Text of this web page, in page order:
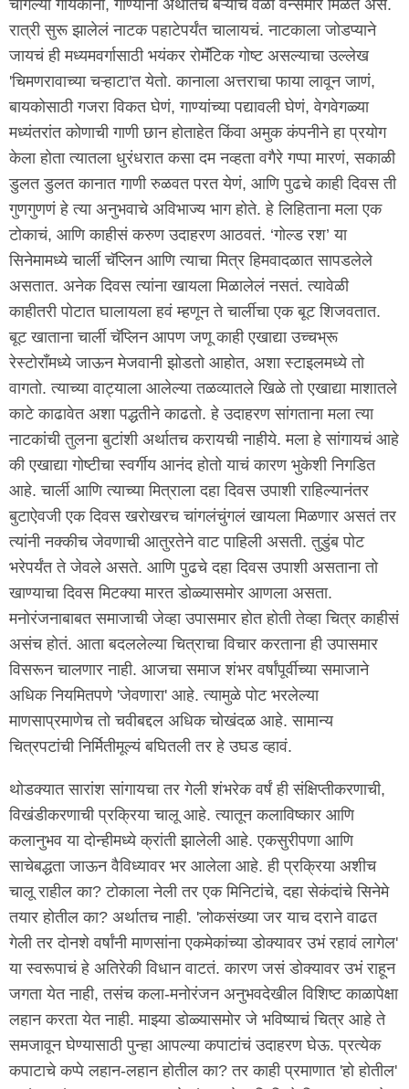
चांगल्या गायकांना, गाण्यांना अर्थातच बऱ्याच वेळा वन्समोर मिळत असे.
रात्री सुरू झालेलं नाटक पहाटेपर्यंत चालायचं. नाटकाला जोडप्याने
जायचं ही मध्यमवर्गासाठी भयंकर रोमॅंटिक गोष्ट असल्याचा उल्लेख
'चिमणरावाच्या चऱ्हाटा'त येतो. कानाला अत्तराचा फाया लावून जाणं,
बायकोसाठी गजरा विकत घेणं, गाण्यांच्या पद्यावली घेणं, वेगवेगळ्या
मध्यंतरांत कोणाची गाणी छान होताहेत किंवा अमुक कंपनीने हा प्रयोग
केला होता त्यातला धुरंधरात कसा दम नव्हता वगैरे गप्पा मारणं, सकाळी
डुलत डुलत कानात गाणी रुळवत परत येणं, आणि पुढचे काही दिवस ती
गुणगुणणं हे त्या अनुभवाचे अविभाज्य भाग होते. हे लिहिताना मला एक
टोकाचं, आणि काहीसं करुण उदाहरण आठवतं. ‘गोल्ड रश’ या
सिनेमामध्ये चार्ली चॅप्लिन आणि त्याचा मित्र हिमवादळात सापडलेले
असतात. अनेक दिवस त्यांना खायला मिळालेलं नसतं. त्यावेळी
काहीतरी पोटात घालायला हवं म्हणून ते चार्लीचा एक बूट शिजवतात.
बूट खाताना चार्ली चॅप्लिन आपण जणू काही एखाद्या उच्चभ्रू
रेस्टोरॉंमध्ये जाऊन मेजवानी झोडतो आहोत, अशा स्टाइलमध्ये तो
वागतो. त्याच्या वाट्याला आलेल्या तळव्यातले खिळे तो एखाद्या माशातले
काटे काढावेत अशा पद्धतीने काढतो. हे उदाहरण सांगताना मला त्या
नाटकांची तुलना बुटांशी अर्थातच करायची नाहीये. मला हे सांगायचं आहे
की एखाद्या गोष्टीचा स्वर्गीय आनंद होतो याचं कारण भुकेशी निगडित
आहे. चार्ली आणि त्याच्या मित्राला दहा दिवस उपाशी राहिल्यानंतर
बुटाऐवजी एक दिवस खरोखरच चांगलंचुंगलं खायला मिळणार असतं तर
त्यांनी नक्कीच जेवणाची आतुरतेने वाट पाहिली असती. तुडुंब पोट
भरेपर्यंत ते जेवले असते. आणि पुढचे दहा दिवस उपाशी असताना तो
खाण्याचा दिवस मिटक्या मारत डोळ्यासमोर आणला असता.
मनोरंजनाबाबत समाजाची जेव्हा उपासमार होत होती तेव्हा चित्र काहीसं
असंच होतं. आता बदललेल्या चित्राचा विचार करताना ही उपासमार
विसरून चालणार नाही. आजचा समाज शंभर वर्षांपूर्वीच्या समाजाने
अधिक नियमितपणे 'जेवणारा' आहे. त्यामुळे पोट भरलेल्या
माणसाप्रमाणेच तो चवीबद्दल अधिक चोखंदळ आहे. सामान्य
चित्रपटांची निर्मितीमूल्यं बघितली तर हे उघड व्हावं.
थोडक्यात सारांश सांगायचा तर गेली शंभरेक वर्षं ही संक्षिप्तीकरणाची,
विखंडीकरणाची प्रक्रिया चालू आहे. त्यातून कलाविष्कार आणि
कलानुभव या दोन्हीमध्ये क्रांती झालेली आहे. एकसुरीपणा आणि
साचेबद्धता जाऊन वैविध्यावर भर आलेला आहे. ही प्रक्रिया अशीच
चालू राहील का? टोकाला नेली तर एक मिनिटांचे, दहा सेकंदांचे सिनेमे
तयार होतील का? अर्थातच नाही. 'लोकसंख्या जर याच दराने वाढत
गेली तर दोनशे वर्षांनी माणसांना एकमेकांच्या डोक्यावर उभं रहावं लागेल'
या स्वरूपाचं हे अतिरेकी विधान वाटतं. कारण जसं डोक्यावर उभं राहून
जगता येत नाही, तसंच कला-मनोरंजन अनुभवदेखील विशिष्ट काळापेक्षा
लहान करता येत नाही. माझ्या डोळ्यासमोर जे भविष्याचं चित्र आहे ते
समजावून घेण्यासाठी पुन्हा आपल्या कपाटांचं उदाहरण घेऊ. प्रत्येक
कपाटाचे कप्पे लहान-लहान होतील का? तर काही प्रमाणात 'हो होतील'